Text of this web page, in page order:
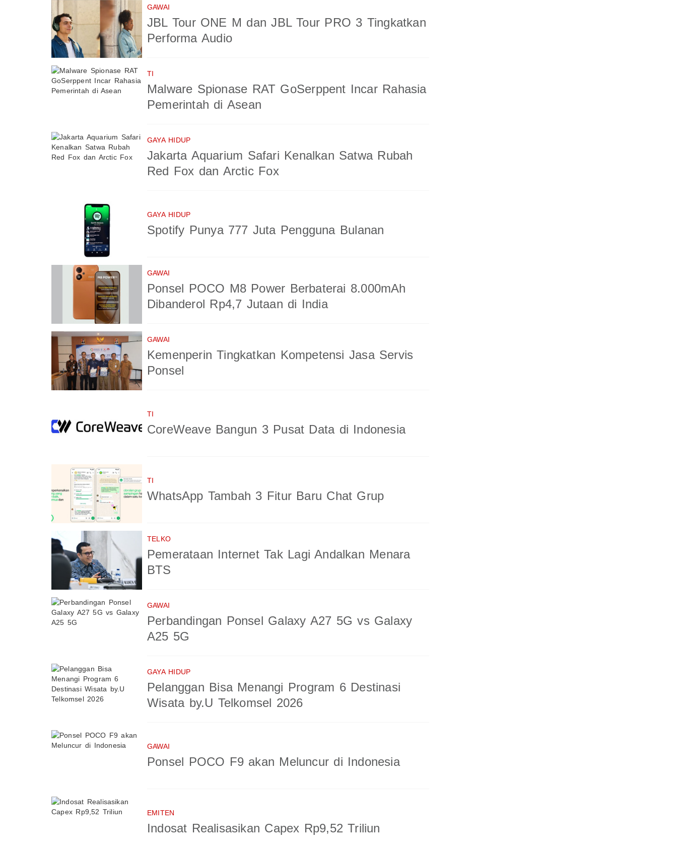
GAWAI
JBL Tour ONE M dan JBL Tour PRO 3 Tingkatkan
Performa Audio
TI
Malware Spionase RAT GoSerppent Incar Rahasia
Pemerintah di Asean
GAYA HIDUP
Jakarta Aquarium Safari Kenalkan Satwa Rubah
Red Fox dan Arctic Fox
GAYA HIDUP
Spotify Punya 777 Juta Pengguna Bulanan
GAWAI
Ponsel POCO M8 Power Berbaterai 8.000mAh
Dibanderol Rp4,7 Jutaan di India
GAWAI
Kemenperin Tingkatkan Kompetensi Jasa Servis
Ponsel
TI
CoreWeave Bangun 3 Pusat Data di Indonesia
TI
WhatsApp Tambah 3 Fitur Baru Chat Grup
TELKO
Pemerataan Internet Tak Lagi Andalkan Menara
BTS
GAWAI
Perbandingan Ponsel Galaxy A27 5G vs Galaxy
A25 5G
GAYA HIDUP
Pelanggan Bisa Menangi Program 6 Destinasi
Wisata by.U Telkomsel 2026
GAWAI
Ponsel POCO F9 akan Meluncur di Indonesia
EMITEN
Indosat Realisasikan Capex Rp9,52 Triliun